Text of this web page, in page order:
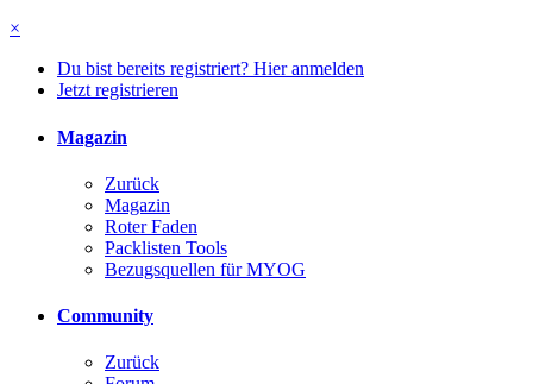
×
Du bist bereits registriert? Hier anmelden
Jetzt registrieren
Magazin
Zurück
Magazin
Roter Faden
Packlisten Tools
Bezugsquellen für MYOG
Community
Zurück